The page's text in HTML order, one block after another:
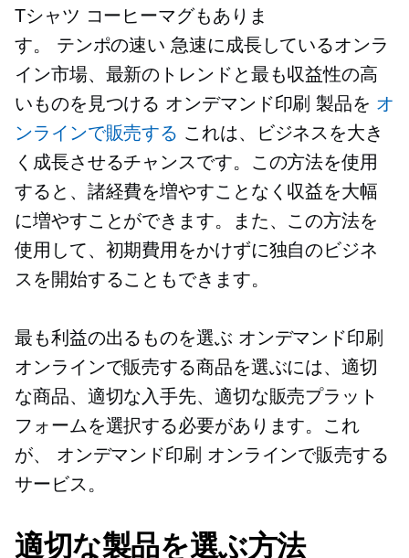
Tシャツ コーヒーマグもありま
す。 テンポの速い 急速に成長しているオンラ
イン市場、最新のトレンドと最も収益性の高
いものを見つける オンデマンド印刷 製品を オ
ンラインで販売する これは、ビジネスを大き
く成長させるチャンスです。この方法を使用
すると、諸経費を増やすことなく収益を大幅
に増やすことができます。また、この方法を
使用して、初期費用をかけずに独自のビジネ
スを開始することもできます。
最も利益の出るものを選ぶ オンデマンド印刷
オンラインで販売する商品を選ぶには、適切
な商品、適切な入手先、適切な販売プラット
フォームを選択する必要があります。これ
が、 オンデマンド印刷 オンラインで販売する
サービス。
適切な製品を選ぶ方法